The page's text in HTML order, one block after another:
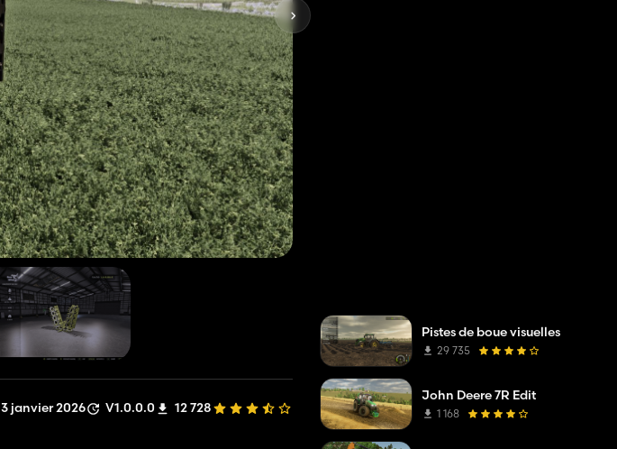
3 janvier 2026 V1.0.0.0 12 728
Pistes de boue visuelles
29 735
John Deere 7R Edit
1 168